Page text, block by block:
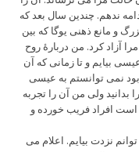
ندهم. چندین سال بعد که
و مانع ذهنی یوگا که بین
کرد. من دربارۀ روح
بیایم و تا زمانی که آن
نمی توانستم به عیسی
ولی من آن را تجربه
افراد فریب خورده و
نزدت بیایم. اعلام می